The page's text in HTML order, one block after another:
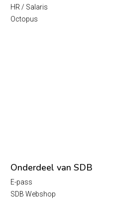
HR / Salaris
Octopus
Onderdeel van SDB
E-pass
SDB Webshop